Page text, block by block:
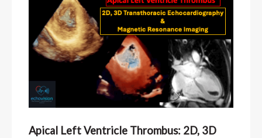
Apical Left Ventricle Thrombus: 2D, 3D